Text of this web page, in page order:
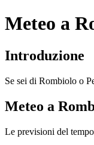
Meteo a
Introduzione
Se sei di Rombiolo o
Meteo a
Le previsioni del